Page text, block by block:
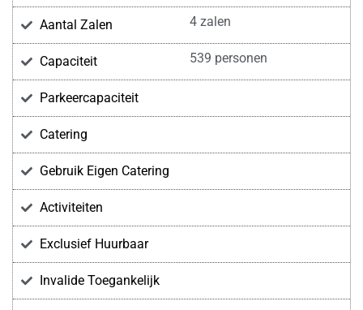
Aantal Zalen 4 zalen
Capaciteit 539 personen
Parkeercapaciteit
Catering
Gebruik Eigen Catering
Activiteiten
Exclusief Huurbaar
Invalide Toegankelijk